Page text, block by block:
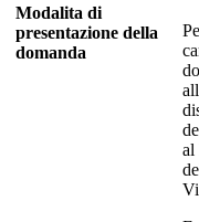
Modalita di
presentazione della
domanda
al